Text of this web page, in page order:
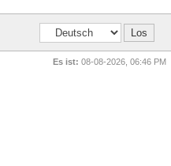
Es ist: 08-08-2026, 06:46 PM